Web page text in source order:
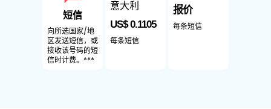
短信
向所选国家/地
区发送短信，或
接收该号码的短
信时计费。***
意大利
US$ 0.1105
每条短信
报价
每条短信